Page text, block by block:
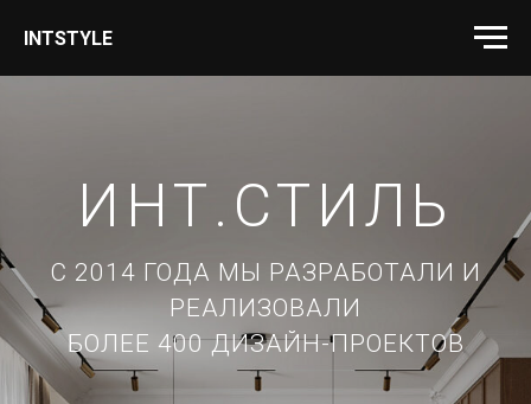
INTSTYLE
ИНТ.СТИЛЬ
С 2014 ГОДА МЫ РАЗРАБОТАЛИ И
РЕАЛИЗОВАЛИ
БОЛЕЕ 400 ДИЗАЙН-ПРОЕКТОВ